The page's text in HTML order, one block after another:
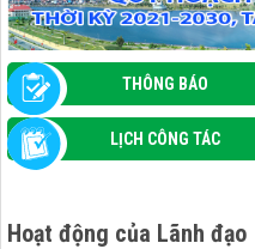
THÔNG BÁO
LỊCH CÔNG TÁC
Hoạt động của Lãnh đạo